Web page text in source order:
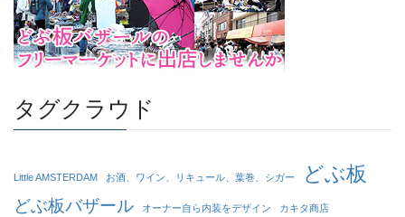
タグクラウド
Little AMSTERDAM お酒、ワイン、リキュール、葉巻、シガー どぶ板
どぶ板バザール オーナー自ら内装をデザイン カキタ商店